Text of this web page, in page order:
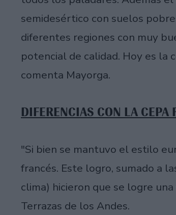
semidesértico con suelos
diferentes regiones con muy
potencial de calidad. Hoy es la
comenta Mayorga.
DIFERENCIAS CON LA CEPA
"Si bien se mantuvo el estilo
francés. Este logro, sumado a
clima) hicieron que se logre
Terrazas de los Andes.